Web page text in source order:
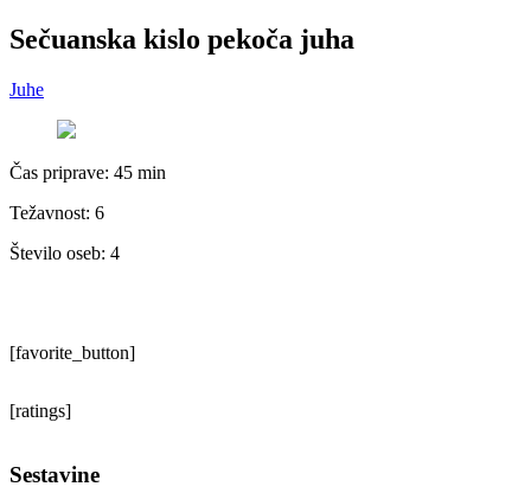
Sečuanska kislo pekoča juha
Juhe
Čas priprave: 45 min
Težavnost: 6
Število oseb: 4
[favorite_button]
[ratings]
Sestavine